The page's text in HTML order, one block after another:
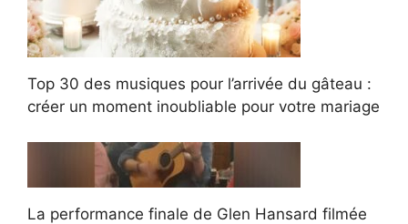
Top 30 des musiques pour l’arrivée du gâteau :
créer un moment inoubliable pour votre mariage
La performance finale de Glen Hansard filmée